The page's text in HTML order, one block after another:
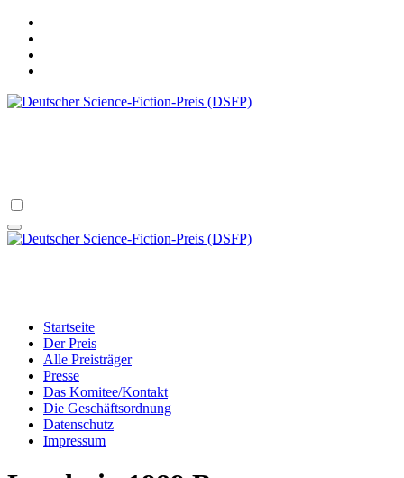
Zum
Inhalt
springen
Startseite
Der Preis
Alle Preisträger
Presse
Das Komitee/Kontakt
Die Geschäftsordnung
Datenschutz
Impressum